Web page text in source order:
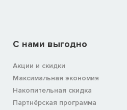
C нами выгодно
Акции и скидки
Максимальная экономия
Накопительная скидка
Партнёрская программа